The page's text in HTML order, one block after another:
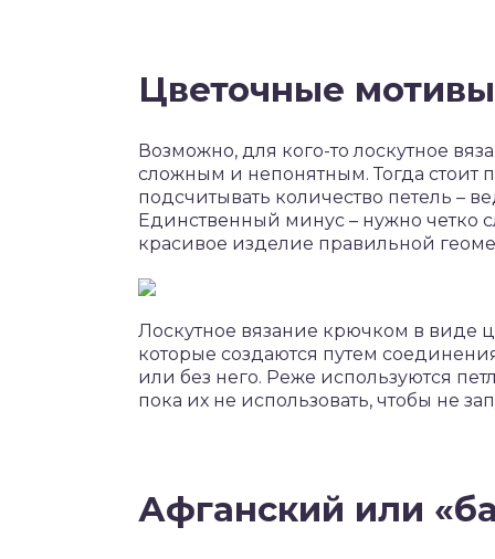
Цветочные
Возможно, для кого-то лоскутное
сложным и непонятным. Тогда стоит
подсчитывать количество петель –
Единственный минус – нужно четко
красивое изделие правильной
Лоскутное вязание крючком в виде
которые создаются путем
или без него. Реже используются
пока их не использовать, чтобы не
Афганский или